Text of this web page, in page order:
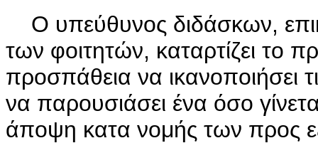
Ο υπεύθυνος διδάσκων,
των φοιτητών, καταρτίζει το
προσπάθεια να ικανοποιήσει
να παρουσιάσει ένα όσο
άποψη κατα νομής των προς